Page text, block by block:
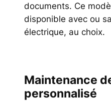
documents. Ce
disponible avec ou
électrique, au choix.
Maintenance
personnalisé